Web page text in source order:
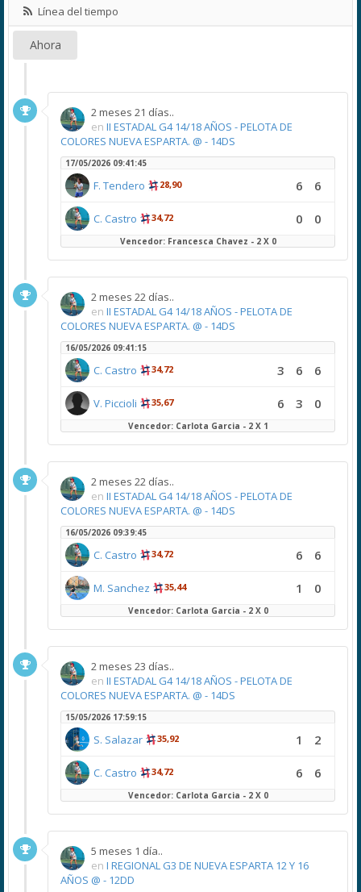
Línea del tiempo
Ahora
2 meses 21 días..
en II ESTADAL G4 14/18 AÑOS - PELOTA DE
COLORES NUEVA ESPARTA. @ - 14DS
17/05/2026 09:41:45
F. Tendero 28,90 6 6
C. Castro 34,72 0 0
Vencedor: Francesca Chavez - 2 X 0
2 meses 22 días..
en II ESTADAL G4 14/18 AÑOS - PELOTA DE
COLORES NUEVA ESPARTA. @ - 14DS
16/05/2026 09:41:15
C. Castro 34,72 3 6 6
V. Piccioli 35,67 6 3 0
Vencedor: Carlota Garcia - 2 X 1
2 meses 22 días..
en II ESTADAL G4 14/18 AÑOS - PELOTA DE
COLORES NUEVA ESPARTA. @ - 14DS
16/05/2026 09:39:45
C. Castro 34,72 6 6
M. Sanchez 35,44 1 0
Vencedor: Carlota Garcia - 2 X 0
2 meses 23 días..
en II ESTADAL G4 14/18 AÑOS - PELOTA DE
COLORES NUEVA ESPARTA. @ - 14DS
15/05/2026 17:59:15
S. Salazar 35,92 1 2
C. Castro 34,72 6 6
Vencedor: Carlota Garcia - 2 X 0
5 meses 1 día..
en I REGIONAL G3 DE NUEVA ESPARTA 12 Y 16
AÑOS @ - 12DD